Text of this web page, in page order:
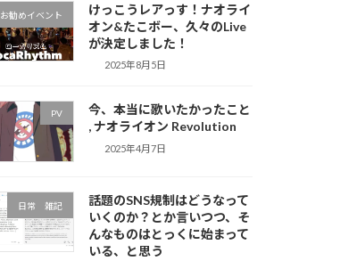
お勧めイベント
けっこうレアっす！ナオライ
オン&たこボー、久々のLive
が決定しました！
2025年8月5日
PV
今、本当に歌いたかったこと
, ナオライオン Revolution
2025年4月7日
日常 雑記
話題のSNS規制はどうなって
いくのか？とか言いつつ、そ
んなものはとっくに始まって
いる、と思う